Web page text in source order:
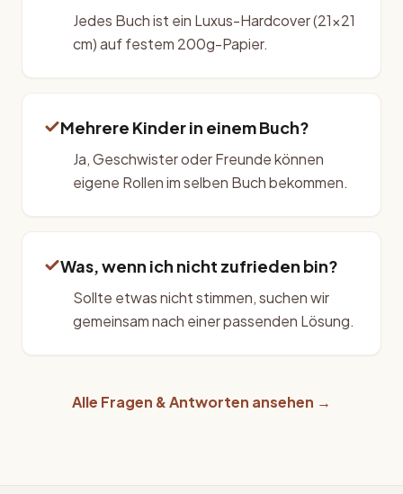
Jedes Buch ist ein Luxus-Hardcover (21×21
cm) auf festem 200g-Papier.
Mehrere Kinder in einem Buch?
Ja, Geschwister oder Freunde können
eigene Rollen im selben Buch bekommen.
Was, wenn ich nicht zufrieden bin?
Sollte etwas nicht stimmen, suchen wir
gemeinsam nach einer passenden Lösung.
Alle Fragen & Antworten ansehen →